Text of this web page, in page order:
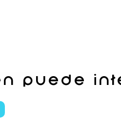
puede